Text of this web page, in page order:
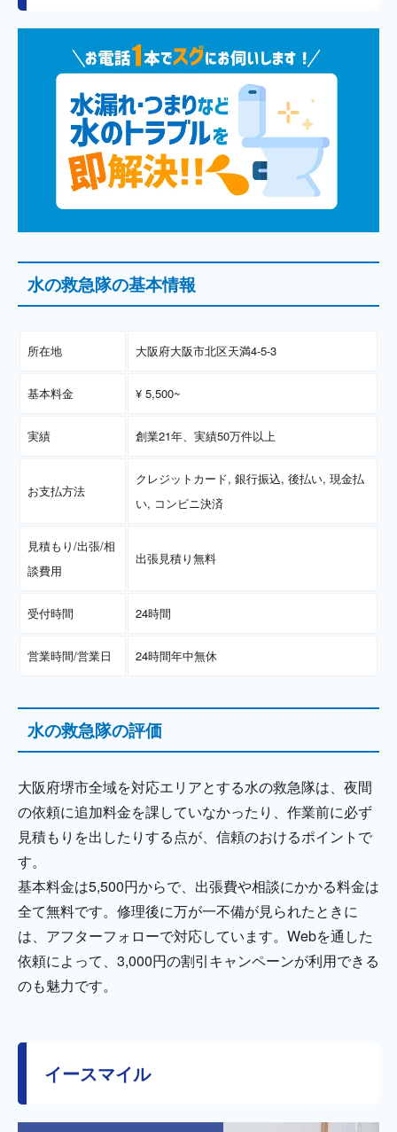
水の救急隊の基本情報
所在地 大阪府大阪市北区天満4-5-3
基本料金 ¥ 5,500~
実績 創業21年、実績50万件以上
お支払方法
クレジットカード, 銀行振込, 後払い, 現金払
い, コンビニ決済
見積もり/出張/相
談費用
出張見積り無料
受付時間 24時間
営業時間/営業日 24時間年中無休
水の救急隊の評価
大阪府堺市全域を対応エリアとする水の救急隊は、夜間
の依頼に追加料金を課していなかったり、作業前に必ず
見積もりを出したりする点が、信頼のおけるポイントで
す。
基本料金は5,500円からで、出張費や相談にかかる料金は
全て無料です。修理後に万が一不備が見られたときに
は、アフターフォローで対応しています。Webを通した
依頼によって、3,000円の割引キャンペーンが利用できる
のも魅力です。
イースマイル